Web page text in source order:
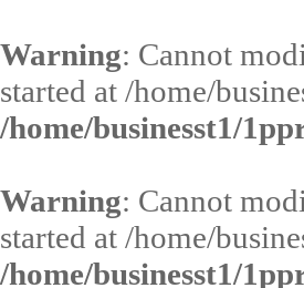
Warning: Cannot
started at /home/
/home/businesst1/
Warning: Cannot
started at /home/
/home/businesst1/